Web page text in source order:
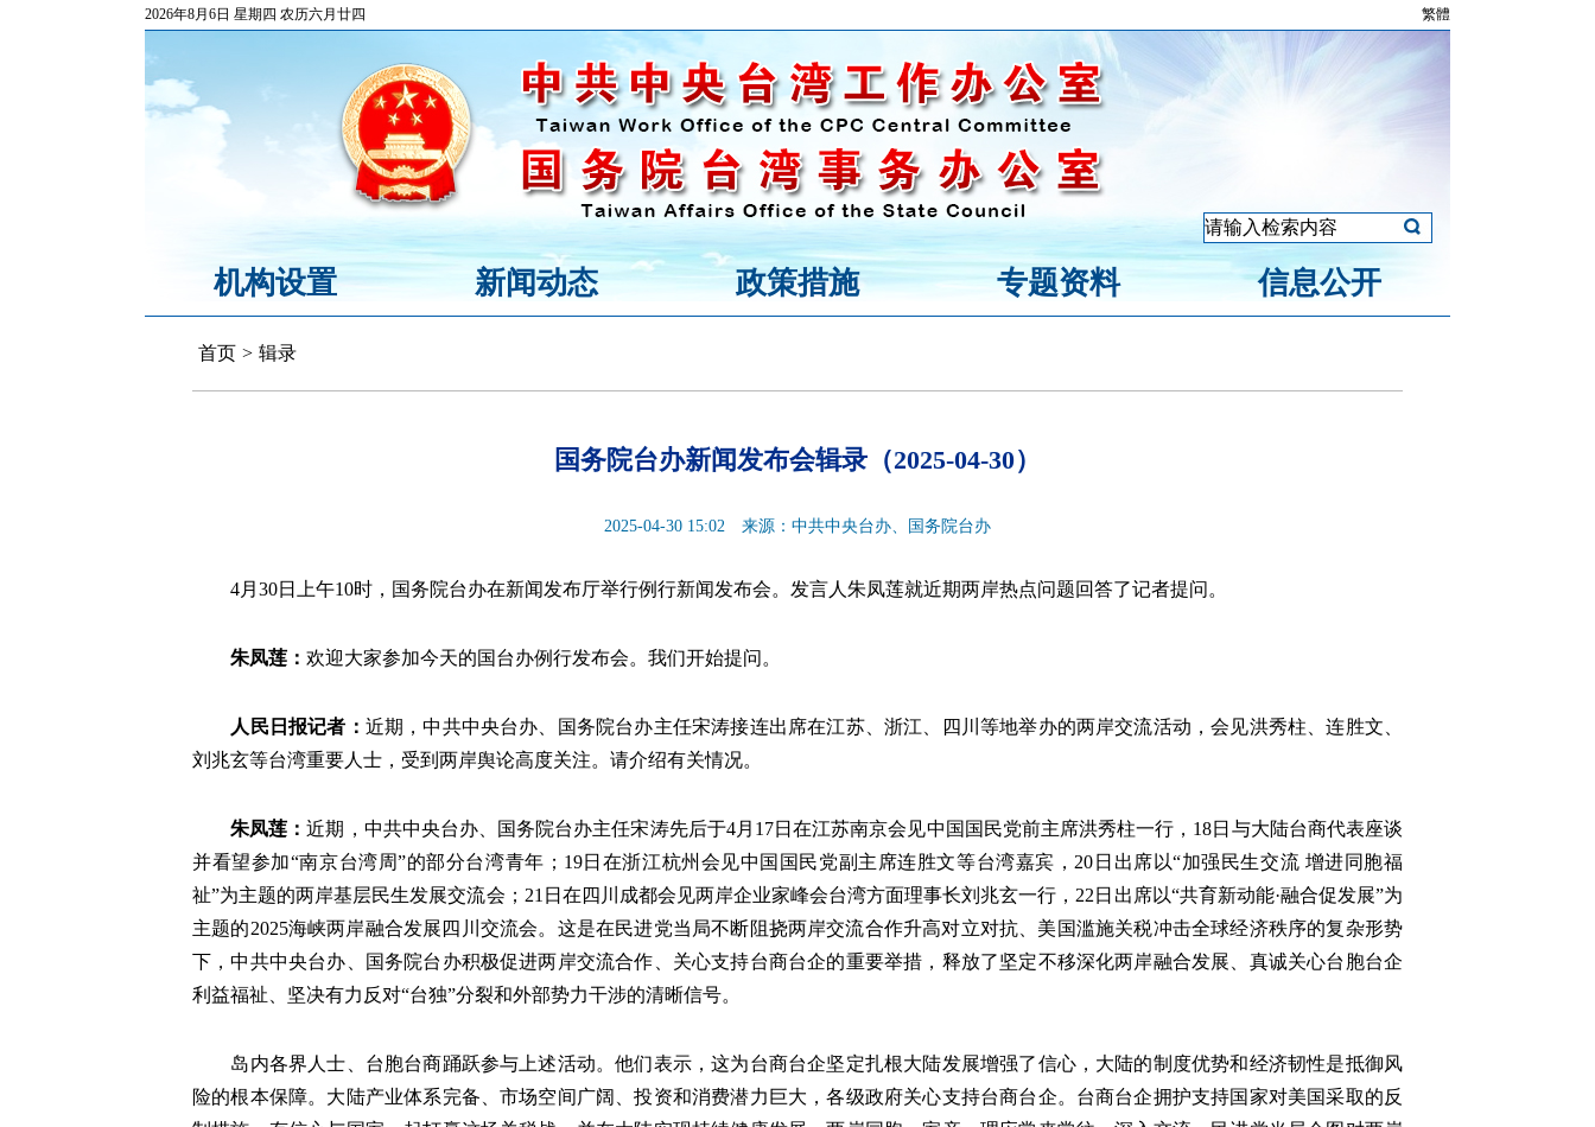
2026年8月6日 星期四 农历六月廿四 繁體
机构设置 新闻动态 政策措施 专题资料 信息公开
首页 > 辑录
国务院台办新闻发布会辑录（2025-04-30）
2025-04-30 15:02 来源：中共中央台办、国务院台办
4月30日上午10时，国务院台办在新闻发布厅举行例行新闻发布会。发言人朱凤莲就近期两岸热点问题回答了记者提问。
朱凤莲： 欢迎大家参加今天的国台办例行发布会。我们开始提问。
人民日报记者： 近期，中共中央台办、国务院台办主任宋涛接连出席在江苏、浙江、四川等地举办的两岸交流活动，会见洪秀柱、连胜文、
刘兆玄等台湾重要人士，受到两岸舆论高度关注。请介绍有关情况。
朱凤莲：近期，中共中央台办、国务院台办主任宋涛先后于4月17日在江苏南京会见中国国民党前主席洪秀柱一行，18日与大陆台商代表座谈
并看望参加“南京台湾周”的部分台湾青年；19日在浙江杭州会见中国国民党副主席连胜文等台湾嘉宾，20日出席以“加强民生交流 增进同胞福
祉”为主题的两岸基层民生发展交流会；21日在四川成都会见两岸企业家峰会台湾方面理事长刘兆玄一行，22日出席以“共育新动能·融合促发展”为
主题的2025海峡两岸融合发展四川交流会。这是在民进党当局不断阻挠两岸交流合作升高对立对抗、美国滥施关税冲击全球经济秩序的复杂形势
下，中共中央台办、国务院台办积极促进两岸交流合作、关心支持台商台企的重要举措，释放了坚定不移深化两岸融合发展、真诚关心台胞台企
利益福祉、坚决有力反对“台独”分裂和外部势力干涉的清晰信号。
岛内各界人士、台胞台商踊跃参与上述活动。他们表示，这为台商台企坚定扎根大陆发展增强了信心，大陆的制度优势和经济韧性是抵御风
险的根本保障。大陆产业体系完备、市场空间广阔、投资和消费潜力巨大，各级政府关心支持台商台企。台商台企拥护支持国家对美国采取的反